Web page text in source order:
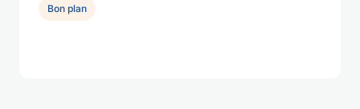
Bon plan